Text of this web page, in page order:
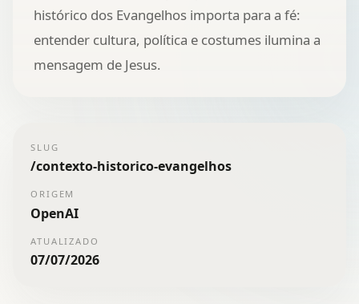
histórico dos Evangelhos importa para a fé:
entender cultura, política e costumes ilumina a
mensagem de Jesus.
SLUG
/contexto-historico-evangelhos
ORIGEM
OpenAI
ATUALIZADO
07/07/2026